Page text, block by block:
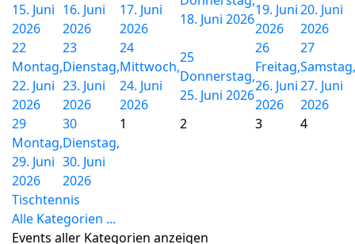
15. Juni
2026
16. Juni
2026
17. Juni
2026
18. Juni 2026
19. Juni
2026
20. Juni
2026
22
Montag,
22. Juni
2026
23
Dienstag,
23. Juni
2026
24
Mittwoch,
24. Juni
2026
25
Donnerstag,
25. Juni 2026
26
Freitag,
26. Juni
2026
27
Samstag,
27. Juni
2026
29
Montag,
29. Juni
2026
30
Dienstag,
30. Juni
2026
1 2 3 4
Tischtennis
Alle Kategorien ...
Events aller Kategorien anzeigen